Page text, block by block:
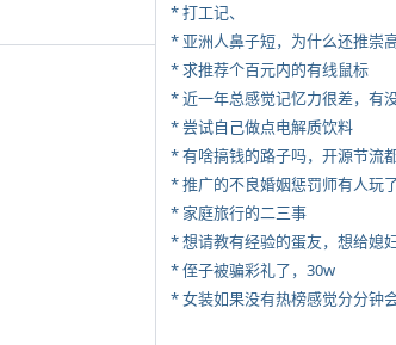
* 打工记、
* 亚洲人鼻子短，为什么还推崇
* 求推荐个百元内的有线鼠标
* 近一年总感觉记忆力很差，有
* 尝试自己做点电解质饮料
* 推广的不良婚姻惩罚师有人玩
* 家庭旅行的二三事
* 侄子被骗彩礼了，30w
* 女装如果没有热榜感觉分分钟